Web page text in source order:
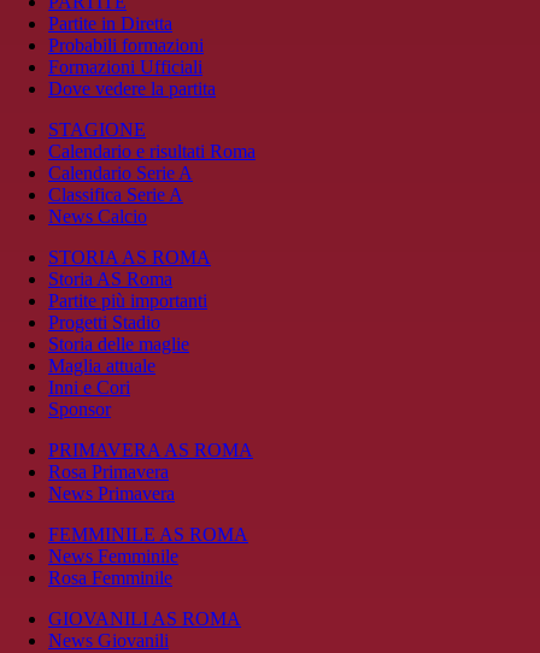
Partite in Diretta
Probabili formazioni
Formazioni Ufficiali
Dove vedere la partita
STAGIONE
Calendario e risultati Roma
Calendario Serie A
Classifica Serie A
News Calcio
STORIA AS ROMA
Storia AS Roma
Partite più importanti
Progetti Stadio
Storia delle maglie
Maglia attuale
Inni e Cori
Sponsor
PRIMAVERA AS ROMA
Rosa Primavera
News Primavera
FEMMINILE AS ROMA
News Femminile
Rosa Femminile
GIOVANILI AS ROMA
News Giovanili